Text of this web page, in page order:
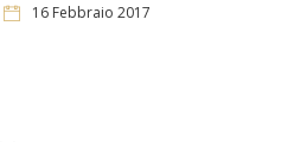
16 Febbraio 2017